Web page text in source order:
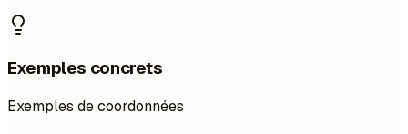
Exemples concrets
Exemples de coordonnées